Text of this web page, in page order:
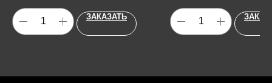
ЗАКАЗАТЬ